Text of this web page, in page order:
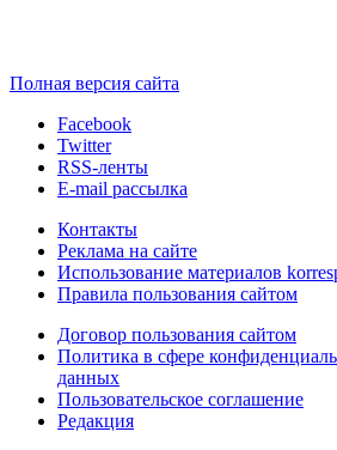
Полная версия сайта
Facebook
Twitter
RSS-ленты
E-mail рассылка
Контакты
Реклама на сайте
Использование материалов
Правила пользования сайтом
Договор пользования сайтом
Политика в сфере
данных
Пользовательское соглашение
Редакция